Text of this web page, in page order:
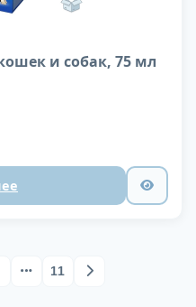
и собак, 75 мл
11